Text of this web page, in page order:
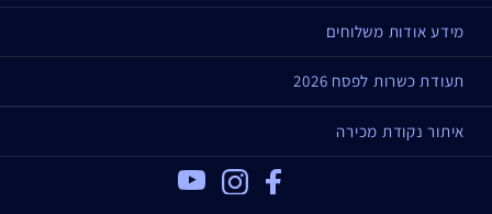
מידע אודות משלוחים
תעודת כשרות לפסח 2026
איתור נקודת מכירה
Facebook